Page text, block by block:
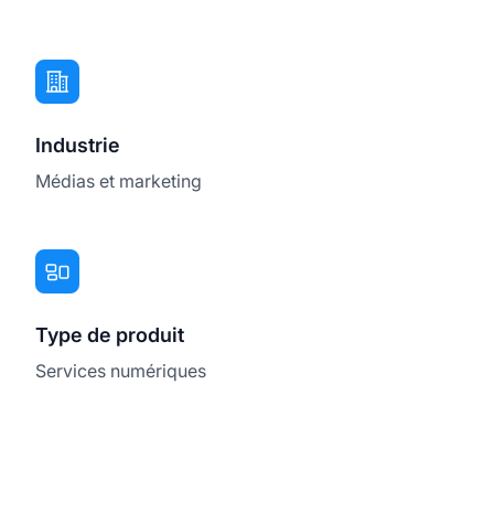
Industrie
Médias et marketing
Type de produit
Services numériques